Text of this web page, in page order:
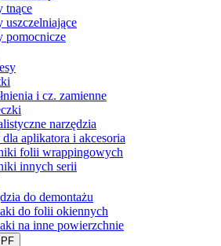
tnące
uszczelniające
pomocnicze
i cz. zamienne
narzędzia
aplikatora i akcesoria
folii wrappingowych
innych serii
do demontażu
do folii okiennych
na inne powierzchnie